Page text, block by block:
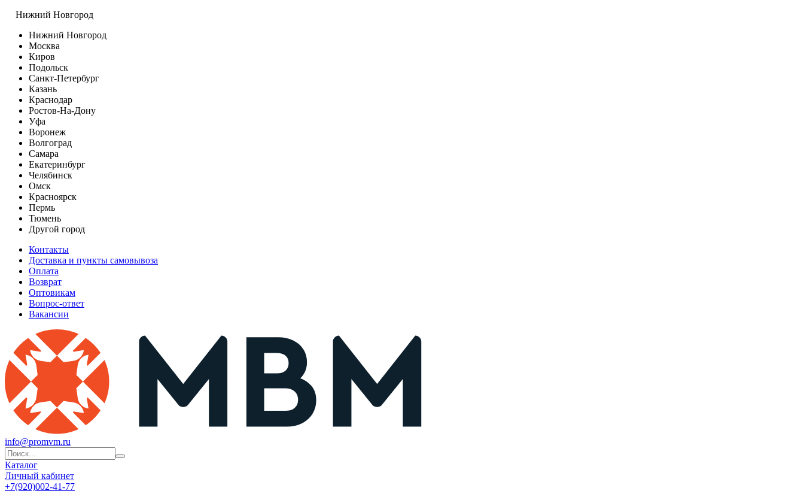
Нижний Новгород
Нижний Новгород
Москва
Киров
Подольск
Санкт-Петербург
Казань
Краснодар
Ростов-На-Дону
Уфа
Воронеж
Волгоград
Самара
Екатеринбург
Челябинск
Омск
Красноярск
Пермь
Тюмень
Другой город
Контакты
Доставка и пункты самовывоза
Оплата
Возврат
Оптовикам
Вопрос-ответ
Вакансии
info@promvm.ru
Каталог
Личный кабинет
+7(920)002-41-77